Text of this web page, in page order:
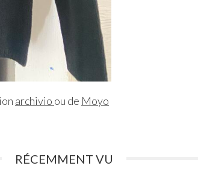
archivio ou de Moyo
RÉCEMMENT VU